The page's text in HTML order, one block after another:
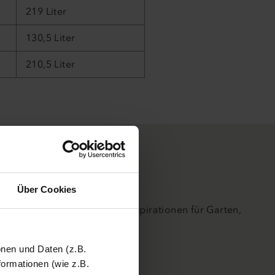
Über Cookies
und Daten (z.B.
(wie z.B.
219 Liter
130,5 Liter
210,5 Liter
Rabattaktionen und Inspirationen für Garten,